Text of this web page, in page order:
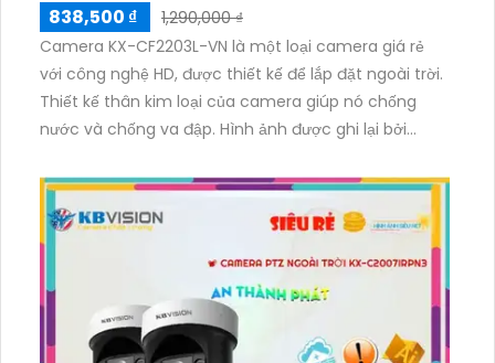
838,500 ₫
1,290,000 ₫
Camera KX-CF2203L-VN là một loại camera giá rẻ
với công nghệ HD, được thiết kế để lắp đặt ngoài trời.
Thiết kế thân kim loại của camera giúp nó chống
nước và chống va đập. Hình ảnh được ghi lại bởi
lượng hình ảnh cao nhờ công nghệ AHD CVI TVI BCS
ổn định.Camera KX-CF2203L-VN cũng có khả năng
thu âm trong phạm vi 3m, giúp bạn ghi lại âm thanh
trong quá trình giám sát. Đặc biệt, camera có khả
năng giám sát ban đêm với màu sắc đầy đủ như ban
ngày nhờ công nghệ Full Color 40m. Bạn có thể chắc
chắn rằng camera sẽ cung cấp hình ảnh chất lượng